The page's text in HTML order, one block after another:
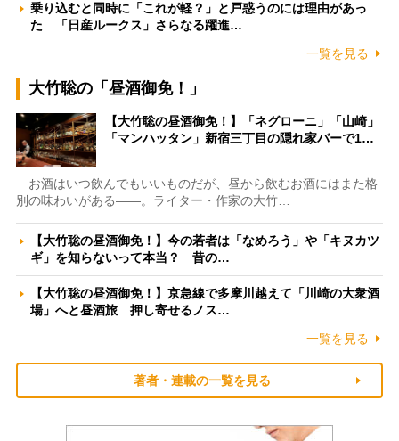
乗り込むと同時に「これが軽？」と戸惑うのには理由があっ
た 「日産ルークス」さらなる躍進…
一覧を見る
大竹聡の「昼酒御免！」
【大竹聡の昼酒御免！】「ネグローニ」「山崎」
「マンハッタン」新宿三丁目の隠れ家バーで1…
お酒はいつ飲んでもいいものだが、昼から飲むお酒にはまた格
別の味わいがある――。ライター・作家の大竹…
【大竹聡の昼酒御免！】今の若者は「なめろう」や「キヌカツ
ギ」を知らないって本当？ 昔の…
【大竹聡の昼酒御免！】京急線で多摩川越えて「川崎の大衆酒
場」へと昼酒旅 押し寄せるノス…
一覧を見る
著者・連載の一覧を見る